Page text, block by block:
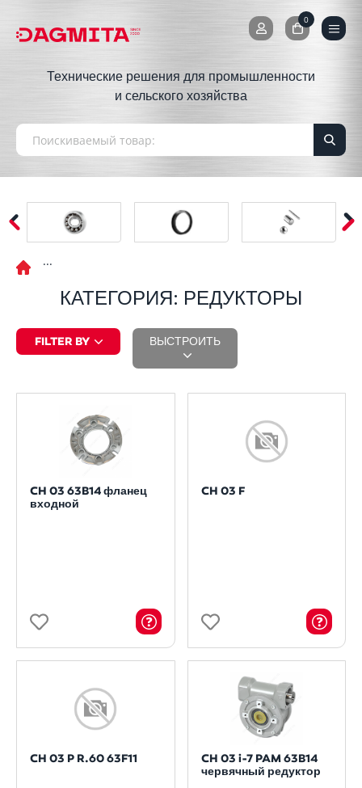
0
0
Технические решения для промышленности
и сельского хозяйства
КАТЕГОРИЯ: РЕДУКТОРЫ
FILTER BY ВЫСТРОИТЬ
CH 03 63B14 фланец
входной
CH 03 F
CH 03 P R.60 63F11
CH 03 i-7 PAM 63B14
червячный редуктор